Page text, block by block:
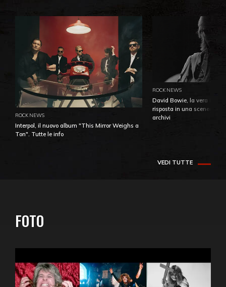
ROCK NEWS
Interpol, il nuovo album "This Mirror Weighs a
Ton". Tutte le info
ROCK NEWS
David Bowie, la vera
risposta in una
archivi
VEDI TUTTE
FOTO